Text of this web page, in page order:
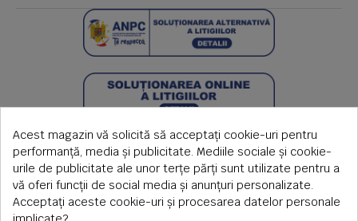
Acest magazin vă solicită să acceptați cookie-uri pentru
performanță, media și publicitate. Mediile sociale și cookie-
urile de publicitate ale unor terțe părți sunt utilizate pentru a
vă oferi funcții de social media și anunțuri personalizate.
Acceptați aceste cookie-uri și procesarea datelor personale